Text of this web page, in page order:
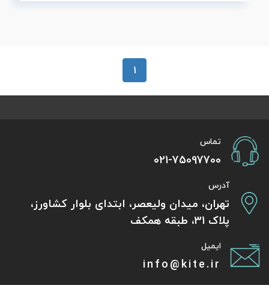
1
تماس
021-75097700
آدرس
تهران، میدان ولیعصر، ابتدای بلوار کشاورز،
پلاک 31، طبقه همکف
ایمیل
info@kite.ir